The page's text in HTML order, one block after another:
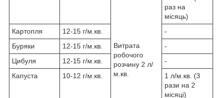
Витрата
робочого
розчину 2 л/
м.кв.
раз на
місяць)
Картопля
12-15 г/м.кв.
-
Буряки
12-15 г/м.кв.
-
Цибуля
12-15 г/м.кв.
-
Капуста
10-12 г/м.кв.
1 л/м.кв. (3
рази на 2
місяці)